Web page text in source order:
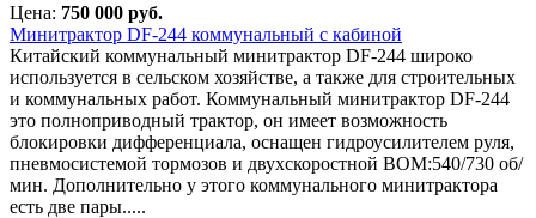
Цена: 750 000 руб.
Минитрактор DF-244 коммунальный с кабиной
Китайский коммунальный минитрактор DF-244 широко
используется в сельском хозяйстве, а также для строительных
и коммунальных работ. Коммунальный минитрактор DF-244
это полноприводный трактор, он имеет возможность
блокировки дифференциала, оснащен гидроусилителем руля,
пневмосистемой тормозов и двухскоростной ВОМ:540/730 об/
мин. Дополнительно у этого коммунального минитрактора
есть две пары.....